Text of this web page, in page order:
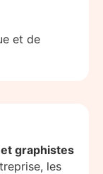
et de
graphistes
les